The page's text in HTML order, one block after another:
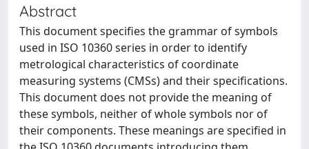
Abstract
This document specifies the grammar of symbols
used in ISO 10360 series in order to identify
metrological characteristics of coordinate
measuring systems (CMSs) and their specifications.
This document does not provide the meaning of
these symbols, neither of whole symbols nor of
their components. These meanings are specified in